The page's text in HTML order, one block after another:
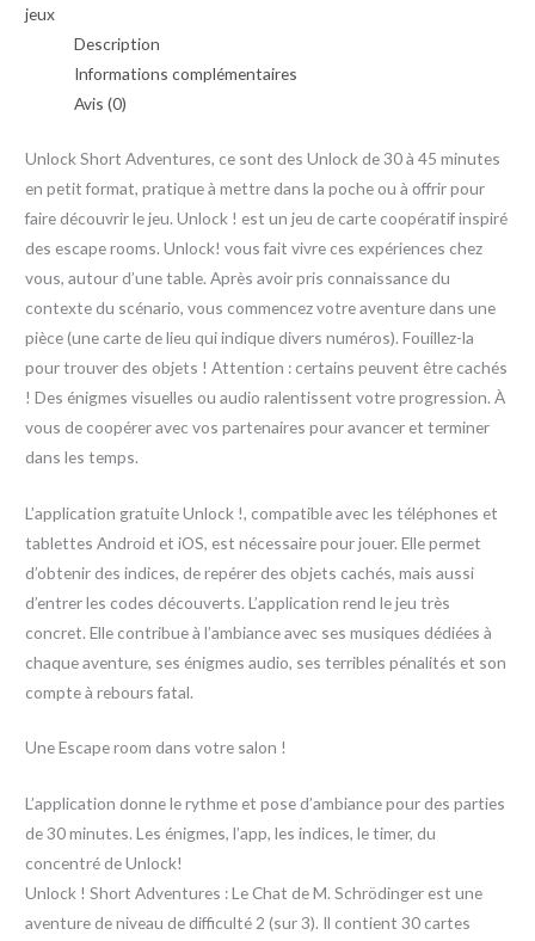
jeux
Description
Informations complémentaires
Avis (0)
Unlock Short Adventures, ce sont des Unlock de 30 à 45 minutes
en petit format, pratique à mettre dans la poche ou à offrir pour
faire découvrir le jeu. Unlock ! est un jeu de carte coopératif inspiré
des escape rooms. Unlock! vous fait vivre ces expériences chez
vous, autour d’une table. Après avoir pris connaissance du
contexte du scénario, vous commencez votre aventure dans une
pièce (une carte de lieu qui indique divers numéros). Fouillez-la
pour trouver des objets ! Attention : certains peuvent être cachés
! Des énigmes visuelles ou audio ralentissent votre progression. À
vous de coopérer avec vos partenaires pour avancer et terminer
dans les temps.
L’application gratuite Unlock !, compatible avec les téléphones et
tablettes Android et iOS, est nécessaire pour jouer. Elle permet
d’obtenir des indices, de repérer des objets cachés, mais aussi
d’entrer les codes découverts. L’application rend le jeu très
concret. Elle contribue à l’ambiance avec ses musiques dédiées à
chaque aventure, ses énigmes audio, ses terribles pénalités et son
compte à rebours fatal.
Une Escape room dans votre salon !
L’application donne le rythme et pose d’ambiance pour des parties
de 30 minutes. Les énigmes, l’app, les indices, le timer, du
concentré de Unlock!
Unlock ! Short Adventures : Le Chat de M. Schrödinger est une
aventure de niveau de difficulté 2 (sur 3). Il contient 30 cartes